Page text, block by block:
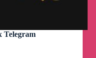
Telegram